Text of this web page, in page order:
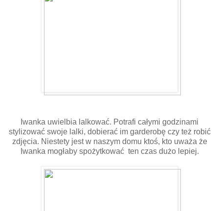
Iwanka uwielbia lalkować. Potrafi całymi godzinami
stylizować swoje lalki, dobierać im garderobę czy też robić
zdjęcia. Niestety jest w naszym domu ktoś, kto uważa że
Iwanka mogłaby spożytkować ten czas dużo lepiej.